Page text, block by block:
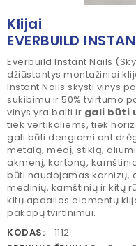
Klijai
EVERBUILD
Everbuild Instant Nails
džiūstantys montažiniai
Instant Nails skysti vinys
sukibimu ir 50% tvirtumo
vinys yra balti ir gali būti
tiek vertikaliems, tiek
gali būti dengiami ant
metalą, medį, stiklą,
akmenį, kartoną,
būti naudojamas karnizų,
medinių, kamštinių ir kitų
kitų apdailos elementų
pakopų tvirtinimui.
KODAS:
1112